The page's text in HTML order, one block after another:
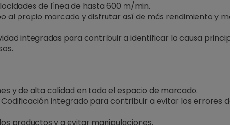
de línea de hasta 600 m/min.
al propio marcado y disfrutar así de más rendimiento y
integradas para contribuir a identificar la causa
y de alta calidad en todo el espacio de marcado.
integrado para contribuir a evitar los errores
productos y a evitar manipulaciones.